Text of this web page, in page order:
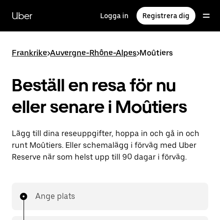
huvudinnehållet
Uber Logga in Registrera dig
Frankrike>Auvergne-Rhône-Alpes>Moûtiers
Beställ en resa för nu
eller senare i Moûtiers
Lägg till dina reseuppgifter, hoppa in och gå in och
runt Moûtiers. Eller schemalägg i förväg med Uber
Reserve när som helst upp till 90 dagar i förväg.
Ange plats